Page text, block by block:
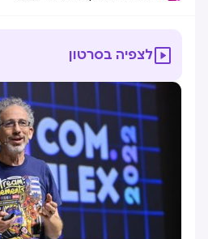
לצפיה בסרטון